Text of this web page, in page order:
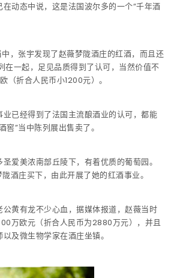
动态中说，这是法国波尔多的一个“千年酒
，张宇发现了赵薇梦陇酒庄的红酒，而且还
一起，足见品质得到了认可，当然价值不
（折合人民币小1200元）。
已经得到了法国主流酿酒业的认可，都能
窖”当中陈列展出售卖了。
爱美浓南部丘陵下，有着优质的葡萄园。
酒庄买下，由此开展了她的红酒事业。
黄有龙不少心血，据媒体报道，赵薇当时
万欧元（折合人民币为2880万元），并且
及微生物学家在酒庄坐镇。